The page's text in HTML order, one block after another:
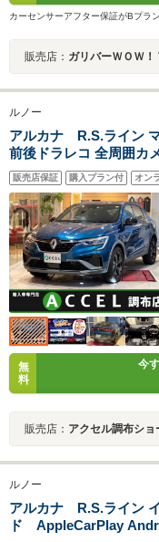
カーセンサーアフター保証がBプラ
販売店： ガリバーＷＯＷ！
ルノー
アルカナ R.S.ライン
前後ドラレコ 全周囲カメラ ETC 前後セ
ーター LEDヘッドライ
販売店保証 購入プラン付 オン
無
料
今
販売店： アクセル調布ショ
ルノー
アルカナ R.S.ライン
ド AppleCarPlay